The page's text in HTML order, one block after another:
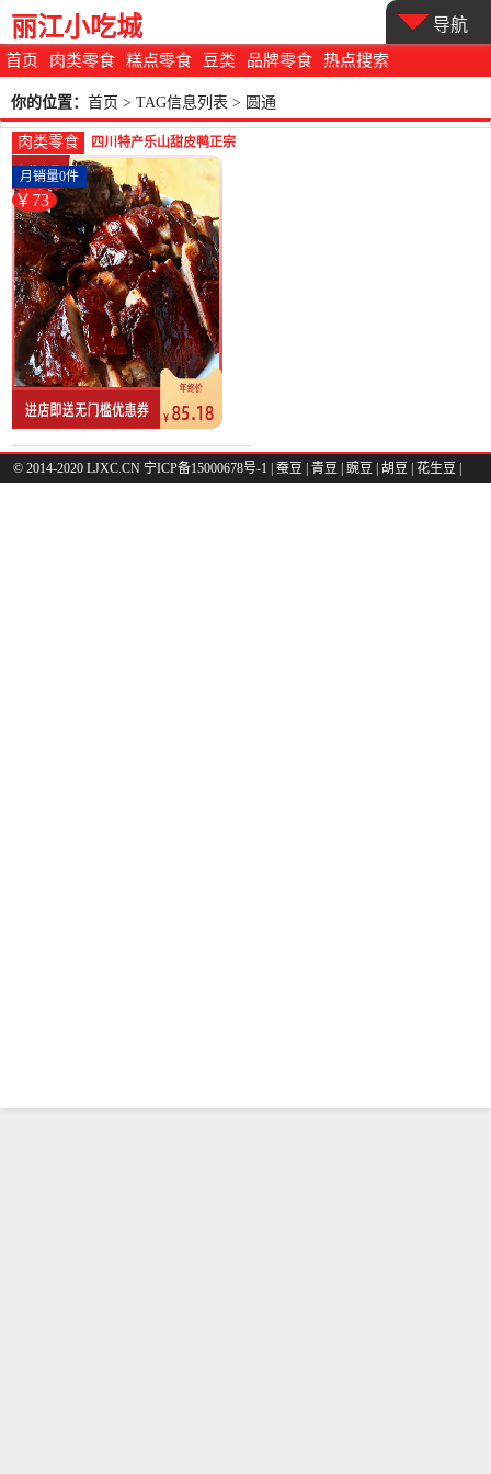
首页 肉类零食 糕点零食 豆类 品牌零食 热点搜索
丽江小吃城 导航
你的位置： 首页 > TAG信息列表 > 圆通
肉类零食
四川特产乐山甜皮鸭正宗
卤鸭子烤鸭油烫鸭酱鸭卤
味熟食-全鸭(荷西食品专营
店仅售73.01元)
￥73
月销量0件
© 2014-2020 LJXC.CN 宁ICP备15000678号-1 | 蚕豆 青豆 豌豆 胡豆 花生豆